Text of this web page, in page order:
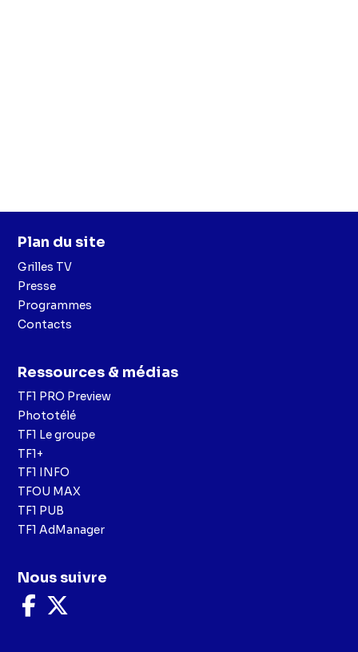
Plan du site
Grilles TV
Presse
Programmes
Contacts
Ressources & médias
TF1 PRO Preview
Phototélé
TF1 Le groupe
TF1+
TF1 INFO
TFOU MAX
TF1 PUB
TF1 AdManager
Nous suivre
Nous
suivre